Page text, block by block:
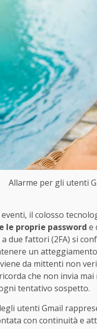
Allarme per gli utenti
il colosso
le proprie password e
a due fattori (2FA) si
un
da mittenti non
che non invia
tentativo sospetto.
utenti Gmail
con continuità e